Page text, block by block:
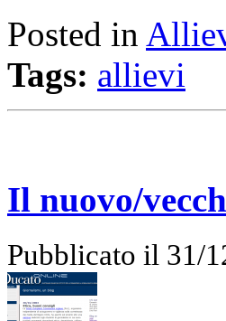
Posted in
Tags: allievi
Il nuovo/
Pubblicato il 31/